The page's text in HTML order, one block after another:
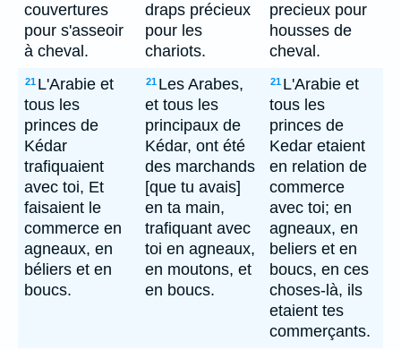
couvertures
pour s'asseoir
à cheval.
draps précieux
pour les
chariots.
precieux pour
housses de
cheval.
21 L'Arabie et
tous les
princes de
Kédar
trafiquaient
avec toi, Et
faisaient le
commerce en
agneaux, en
béliers et en
boucs.
21 Les Arabes,
et tous les
principaux de
Kédar, ont été
des marchands
[que tu avais]
en ta main,
trafiquant avec
toi en agneaux,
en moutons, et
en boucs.
21 L'Arabie et
tous les
princes de
Kedar etaient
en relation de
commerce
avec toi; en
agneaux, en
beliers et en
boucs, en ces
choses-là, ils
etaient tes
commerçants.